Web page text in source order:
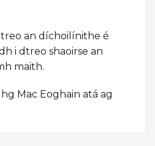
an díchoilínithe é
i dtreo shaoirse an
maith.
Mac Eoghain atá ag